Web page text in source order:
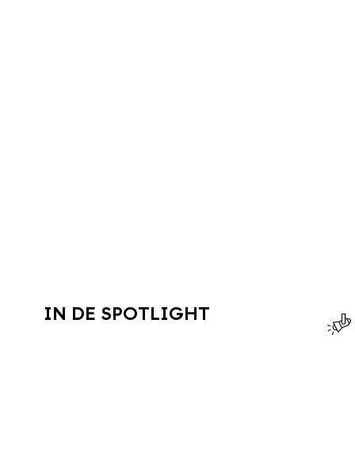
IN DE SPOTLIGHT